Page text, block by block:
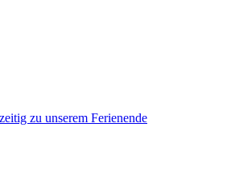
zu unserem Ferienende